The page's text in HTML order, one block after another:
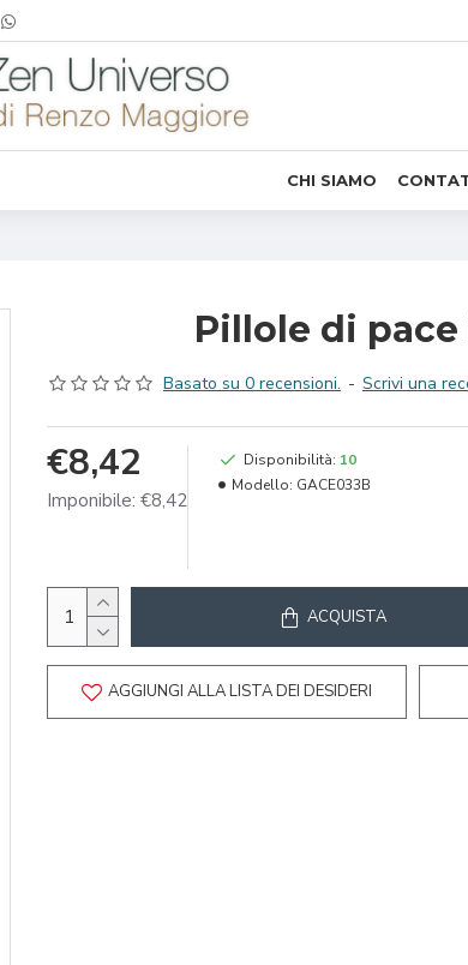
CHI SIAMO
Pillole di
Basato su 0 recensioni. - Scrivi una
€8,42
Imponibile: €8,42
Disponibilità: 10
Modello: GACE033B
ACQUISTA
AGGIUNGI ALLA LISTA DEI DESIDERI